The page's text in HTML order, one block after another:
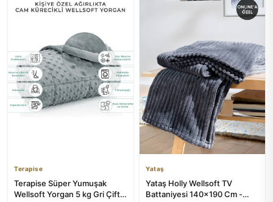
Terapise
Terapise Süper Yumuşak
Wellsoft Yorgan 5 kg Gri Çift
Yataş
Yataş Holly Wellsoft TV
Battaniyesi 140x190 Cm -